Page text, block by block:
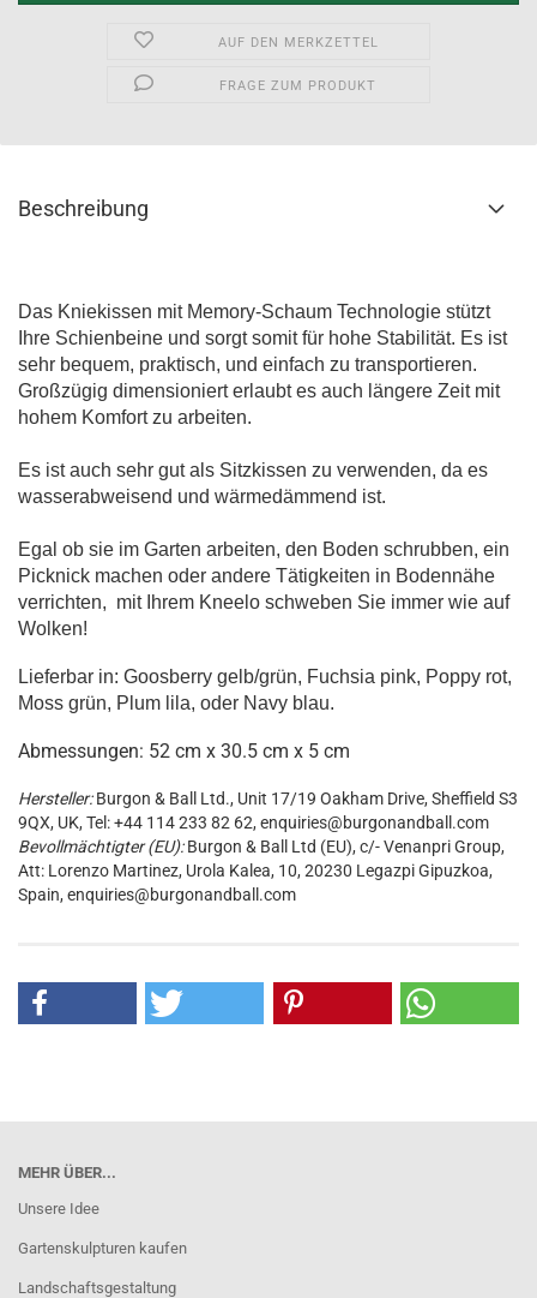
AUF DEN MERKZETTEL
FRAGE ZUM PRODUKT
Beschreibung
Das Kniekissen mit Memory-Schaum Technologie stützt
Ihre Schienbeine und sorgt somit für hohe Stabilität. Es ist
sehr bequem, praktisch, und einfach zu transportieren.
Großzügig dimensioniert erlaubt es auch längere Zeit mit
hohem Komfort zu arbeiten.
Es ist auch sehr gut als Sitzkissen zu verwenden, da es
wasserabweisend und wärmedämmend ist.
Egal ob sie im Garten arbeiten, den Boden schrubben, ein
Picknick machen oder andere Tätigkeiten in Bodennähe
verrichten, mit Ihrem Kneelo schweben Sie immer wie auf
Wolken!
Lieferbar in: Goosberry gelb/grün, Fuchsia pink, Poppy rot,
Moss grün, Plum lila, oder Navy blau.
Abmessungen: 52 cm x 30.5 cm x 5 cm
Hersteller:Burgon & Ball Ltd., Unit 17/19 Oakham Drive, Sheffield S3
9QX, UK, Tel: +44 114 233 82 62, enquiries@burgonandball.com
Bevollmächtigter (EU):Burgon & Ball Ltd (EU), c/- Venanpri Group,
Att: Lorenzo Martinez, Urola Kalea, 10, 20230 Legazpi Gipuzkoa,
Spain, enquiries@burgonandball.com
MEHR ÜBER...
Unsere Idee
Gartenskulpturen kaufen
Landschaftsgestaltung